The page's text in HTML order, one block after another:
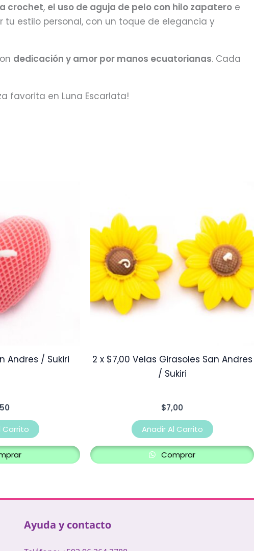
crochet, el uso de aguja de pelo con hilo zapatero e
estilo personal, con un toque de elegancia y
dedicación y amor por manos ecuatorianas. Cada
favorita en Luna Escarlata!
Andres / Sukiri
Carrito
2 x $7,00 Velas Girasoles San Andres
/ Sukiri
$7,00
Añadir Al Carrito
Comprar
Ayuda y contacto